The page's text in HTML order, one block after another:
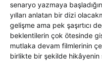
senaryo yazmaya
yılları anlatan bir dizi
gelişme ama pek şaşırtıcı
beklentilerin çok ötesinde
mutlaka devam filmlerinin
birlikte bir şekilde